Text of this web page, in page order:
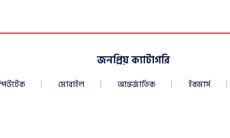
জনপ্রিয় ক্যাটাগরি
মোবাইল আন্তর্জাতিক ইকমার্স